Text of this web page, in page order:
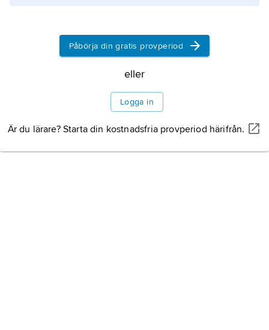
Påbörja din gratis provperiod
eller
Logga in
Är du lärare? Starta din kostnadsfria provperiod härifrån.